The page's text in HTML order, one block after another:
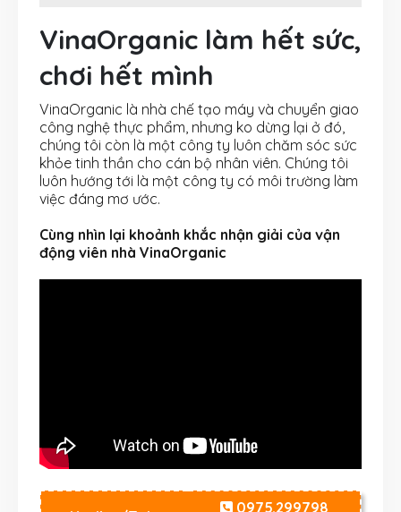
VinaOrganic làm hết sức,
chơi hết mình
VinaOrganic là nhà chế tạo máy và chuyển giao
công nghệ thực phẩm, nhưng ko dừng lại ở đó,
chúng tôi còn là một công ty luôn chăm sóc sức
khỏe tinh thần cho cán bộ nhân viên. Chúng tôi
luôn hướng tới là một công ty có môi trường làm
việc đáng mơ ước.
Cùng nhìn lại khoảnh khắc nhận giải của vận
động viên nhà VinaOrganic
0975.299798